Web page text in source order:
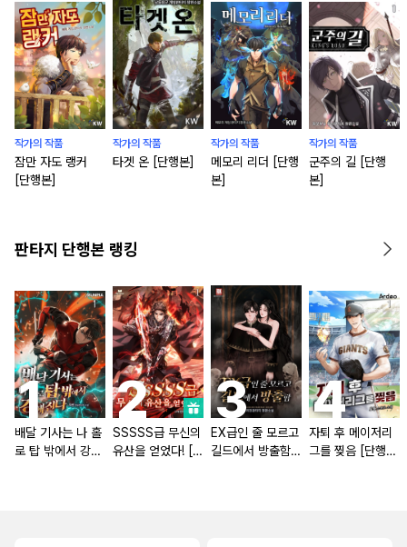
작가의 작품
잠만 자도 랭커
[단행본]
작가의 작품
타겟 온 [단행본]
작가의 작품
메모리 리더 [단행
본]
작가의 작품
군주의 길 [단행
본]
판타지 단행본 랭킹
배달 기사는 나 홀
로 탑 밖에서 강해
SSSSS급 무신의
유산을 얻었다! [단
EX급인 줄 모르고
길드에서 방출함
자퇴 후 메이저리
그를 찢음 [단행